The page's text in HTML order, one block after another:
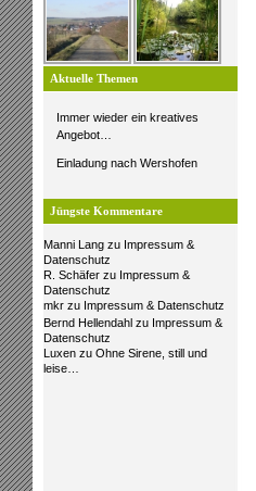
Aktuelle Themen
Immer wieder ein kreatives
Angebot…
Einladung nach Wershofen
Jüngste Kommentare
Manni Lang zu Impressum &
Datenschutz
R. Schäfer zu Impressum &
Datenschutz
mkr zu Impressum & Datenschutz
Bernd Hellendahl zu Impressum &
Datenschutz
Luxen zu Ohne Sirene, still und
leise…